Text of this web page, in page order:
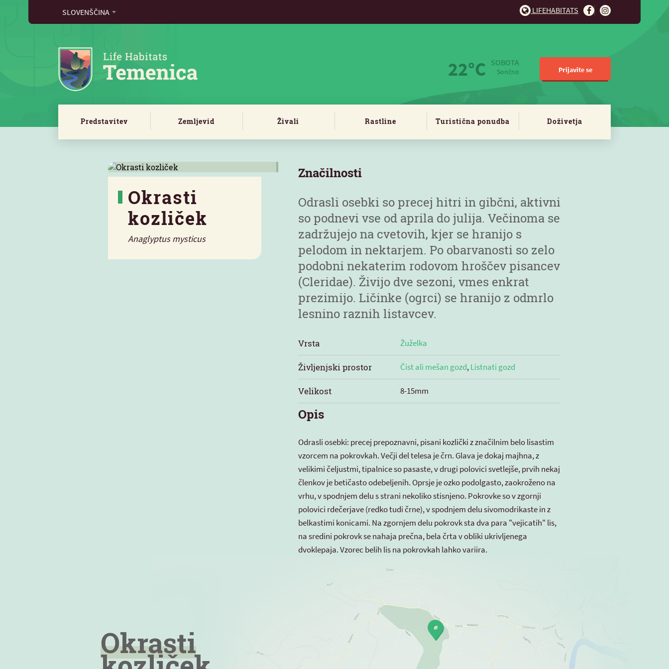
SLOVENŠČINA LIFEHABITATS
22°C SOBOTA
Sončno Prijavite se
Predstavitev Zemljevid Živali Rastline Turistična ponudba Doživetja
Okrasti
kozliček
Anaglyptus mysticus
Značilnosti
Odrasli osebki so precej hitri in gibčni, aktivni
so podnevi vse od aprila do julija. Večinoma se
zadržujejo na cvetovih, kjer se hranijo s
pelodom in nektarjem. Po obarvanosti so zelo
podobni nekaterim rodovom hroščev pisancev
(Cleridae). Živijo dve sezoni, vmes enkrat
prezimijo. Ličinke (ogrci) se hranijo z odmrlo
lesnino raznih listavcev.
Vrsta Žuželka
Življenjski prostor Čist ali mešan gozd,Listnati gozd
Velikost 8-15mm
Opis
Odrasli osebki: precej prepoznavni, pisani kozlički z značilnim belo lisastim
vzorcem na pokrovkah. Večji del telesa je črn. Glava je dokaj majhna, z
velikimi čeljustmi, tipalnice so pasaste, v drugi polovici svetlejše, prvih nekaj
členkov je betičasto odebeljenih. Oprsje je ozko podolgasto, zaokroženo na
vrhu, v spodnjem delu s strani nekoliko stisnjeno. Pokrovke so v zgornji
polovici rdečerjave (redko tudi črne), v spodnjem delu sivomodrikaste in z
belkastimi konicami. Na zgornjem delu pokrovk sta dva para "vejicatih" lis,
na sredini pokrovk se nahaja prečna, bela črta v obliki ukrivljenega
dvoklepaja. Vzorec belih lis na pokrovkah lahko variira.
Okrasti